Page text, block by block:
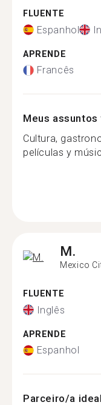
FLUENTE
Espanhol
APRENDE
Francês
Meus
Cultura,
películas y
M.
Mexico
FLUENTE
Inglês
APRENDE
Espanhol
Parceiro/a